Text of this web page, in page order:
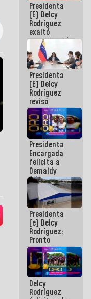
Presidenta
(E) Delcy
Rodríguez
exaltó
participación
de
Venezuela
en Juegos
Centroamericanos
y del Caribe
2026
Presidenta
(E) Delcy
Rodríguez
revisó
agenda
económica y
ejecución de
fondos de
emergencia
post-sismos
Presidenta
Encargada
felicita a
Osmaidy
Arias y
Giraly
Marcano por
hacer
historia en
los
Centroamericanos
Presidenta
(e) Delcy
Rodríguez:
Pronto
restableceremos
las
operaciones
en el
Aeropuerto
Internacional
Delcy
Rodríguez